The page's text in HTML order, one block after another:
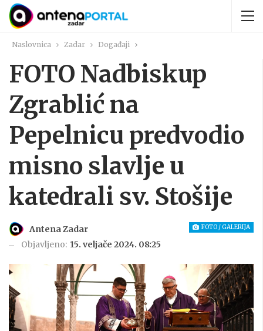
Naslovnica Zadar Događaji
FOTO Nadbiskup
Zgrablić na
Pepelnicu predvodio
misno slavlje u
katedrali sv. Stošije
FOTO / GALERIJA
Antena Zadar
Objavljeno: 15. veljače 2024. 08:25